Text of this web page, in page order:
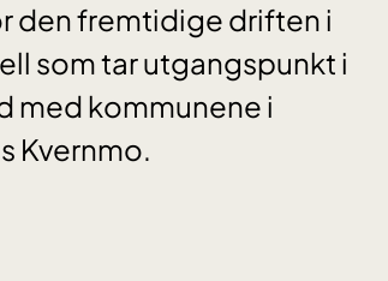
den fremtidige driften i
som tar utgangspunkt i
med kommunene i
Kvernmo.